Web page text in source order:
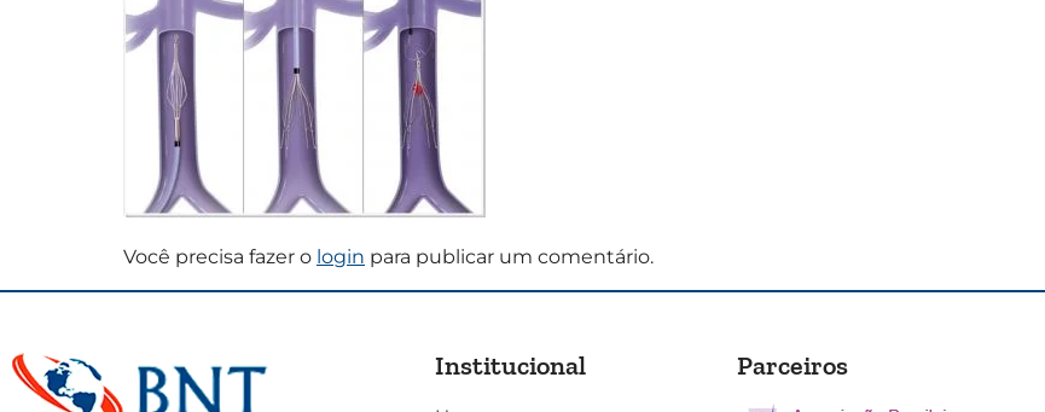
Você precisa fazer o login para publicar um comentário.
Institucional Parceiros